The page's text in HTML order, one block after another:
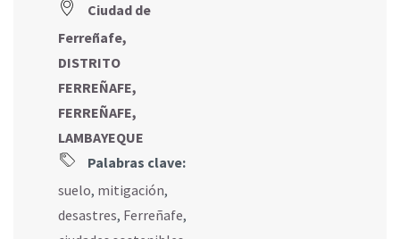
Ciudad de
Ferreñafe,
DISTRITO
FERREÑAFE,
FERREÑAFE,
LAMBAYEQUE
Palabras clave:
suelo, mitigación,
desastres, Ferreñafe,